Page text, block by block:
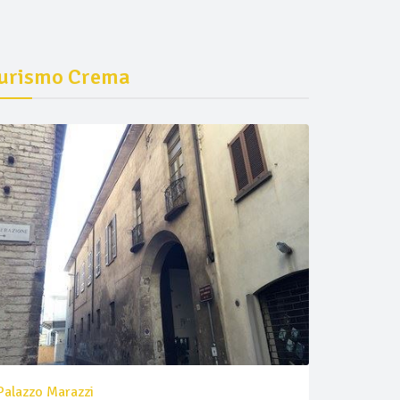
Crema
Marazzi